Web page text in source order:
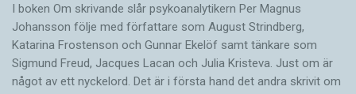
I boken Om skrivande slår psykoanalytikern Per Magnus
Johansson följe med författare som August Strindberg,
Katarina Frostenson och Gunnar Ekelöf samt tänkare som
Sigmund Freud, Jacques Lacan och Julia Kristeva. Just om är
något av ett nyckelord. Det är i första hand det andra skrivit om